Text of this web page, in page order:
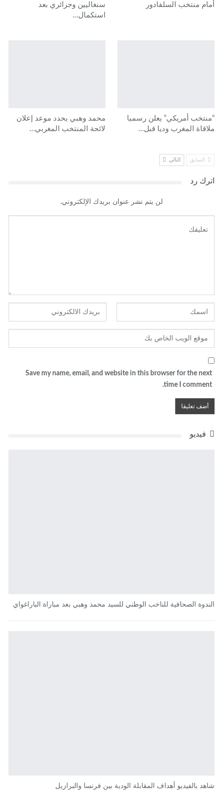
أمام منتخب السلفادور
سنغاليين وجزائري بعد
استكمال…
“منتخب أمريكي” يعلن رسميا
ملاقاة المغرب وديا قبل…
محمد وهبي يحدد موعد إعلان
لائحة المنتخب المغربي…
السابق التالي
اترك رد
لن يتم نشر عنوان بريدك الإلكتروني.
Save my name, email, and website in this browser for the next
time I comment.
فيديو
الندوة الصحافية للناخب الوطني للسيد محمد وهبي بعد مباراة الباراغواي
شاهد بالفيديو أهداف المقابلة الودية بين فرنسا والبرازيل